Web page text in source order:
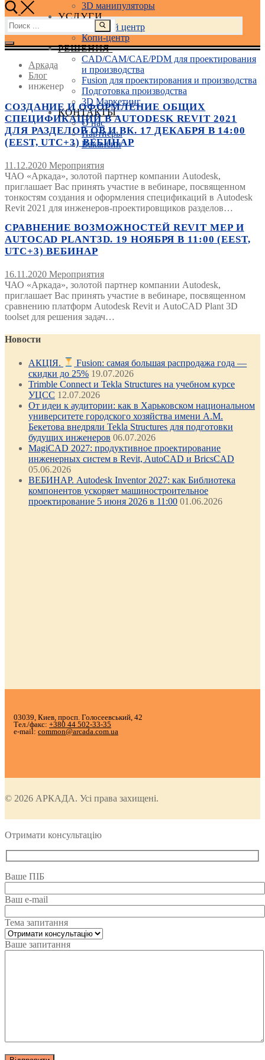
3D манипуляторы
УСЛУГИ
Учебный центр
Копи-центр
РЕШЕНИЯ
CAD/CAM/CAE/PDM для проектирования
и производства
Fusion для проектирования и производства
Подготовка производства
3D Маркетинг
КОНТАКТЫ
О нас
Партнеры
Вакансии
Найти:
Аркада
Блог
инженер
СОЗДАНИЕ И ОФОРМЛЕНИЕ ОБЩИХ
СПЕЦИФИКАЦИЙ В AUTODESK REVIT 2021
ДЛЯ РАЗДЕЛОВ ОВ И ВК. 17 ДЕКАБРЯ В 14:00
(EEST, UTC+3) ВЕБИНАР
11.12.2020 Мероприятия
ЧАО «Аркада», золотой партнер компании Autodesk,
приглашает Вас принять участие в вебинаре, посвященном
тонкостям создания и оформления спецификаций в Autodesk
Revit 2021 для инженеров-проектировщиков разделов…
СРАВНЕНИЕ ВОЗМОЖНОСТЕЙ REVIT MEP И
AUTOCAD PLANT3D. 19 НОЯБРЯ В 11:00 (EEST,
UTC+3) ВЕБИНАР
16.11.2020 Мероприятия
ЧАО «Аркада», золотой партнер компании Autodesk,
приглашает Вас принять участие в вебинаре, посвященном
сравнению платформ Autodesk Revit и AutoCAD Plant 3D
toolset для решения задач…
Новости
АКЦІЯ.
Fusion: самая большая распродажа года —
скидки до 25% 19.07.2026
Trimble Connect и Tekla Structures на учебном курсе
УЦСС 12.07.2026
От идеи к аудитории: как в Харьковском национальном
университете городского хозяйства имени А.М.
Бекетова внедряли Tekla Structures для подготовки
будущих инженеров 06.07.2026
MagiCAD 2027: продуктивное проектирование
инженерных систем в Revit, AutoCAD и BricsCAD
05.06.2026
ВЕБИНАР. Autodesk Inventor 2027: как Библиотека
компонентов ускоряет машиностроительное
проектирование 5 июня 2026 в 11:00 01.06.2026
03039, Киев, просп. Голосеевський, 42
Тел./факс: +380 44 502-33-35
e-mail: common@arcada.com.ua
© 2026 АРКАДА. Усі права захищені.
Отримати консультацію
Ваше ПІБ
Ваш e-mail
Тема запитання
Ваше запитання